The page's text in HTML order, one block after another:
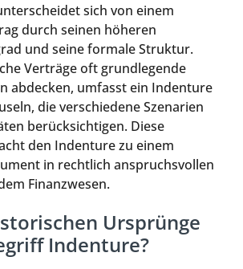
sich von einem
durch seinen höheren
und seine formale Struktur.
Verträge oft grundlegende
abdecken, umfasst ein Indenture
die verschiedene Szenarien
berücksichtigen. Diese
den Indenture zu einem
in rechtlich anspruchsvollen
Finanzwesen.
Ursprünge
Indenture?